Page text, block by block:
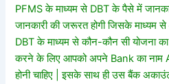
PFMS के माध्यम से DBT के पैसे में
जानकारी की जरूरत होगी जिसके
DBT के माध्यम से कौन-कौन सी योजना
करने के लिए आपको अपने Bank का नाम
होनी चाहिए | इसके साथ ही उस बैंक